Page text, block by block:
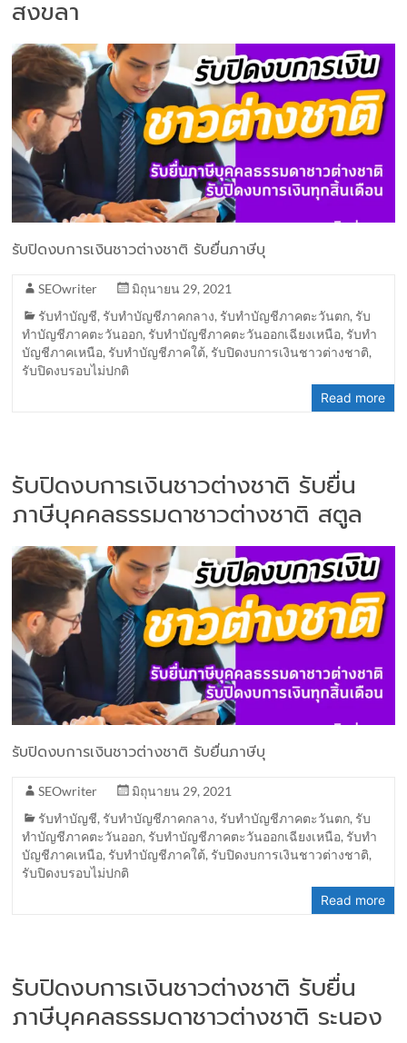
สงขลา
รับปิดงบการเงินชาวต่างชาติ รับยื่นภาษีบุ
SEOwriter
มิถุนายน 29, 2021
รับทำบัญชี, รับทำบัญชีภาคกลาง, รับทำบัญชีภาคตะวันตก, รับ
ทำบัญชีภาคตะวันออก, รับทำบัญชีภาคตะวันออกเฉียงเหนือ, รับทำ
บัญชีภาคเหนือ, รับทำบัญชีภาคใต้, รับปิดงบการเงินชาวต่างชาติ,
รับปิดงบรอบไม่ปกติ
Read more
รับปิดงบการเงินชาวต่างชาติ รับยื่น
ภาษีบุคคลธรรมดาชาวต่างชาติ สตูล
รับปิดงบการเงินชาวต่างชาติ รับยื่นภาษีบุ
SEOwriter
มิถุนายน 29, 2021
รับทำบัญชี, รับทำบัญชีภาคกลาง, รับทำบัญชีภาคตะวันตก, รับ
ทำบัญชีภาคตะวันออก, รับทำบัญชีภาคตะวันออกเฉียงเหนือ, รับทำ
บัญชีภาคเหนือ, รับทำบัญชีภาคใต้, รับปิดงบการเงินชาวต่างชาติ,
รับปิดงบรอบไม่ปกติ
Read more
รับปิดงบการเงินชาวต่างชาติ รับยื่น
ภาษีบุคคลธรรมดาชาวต่างชาติ ระนอง